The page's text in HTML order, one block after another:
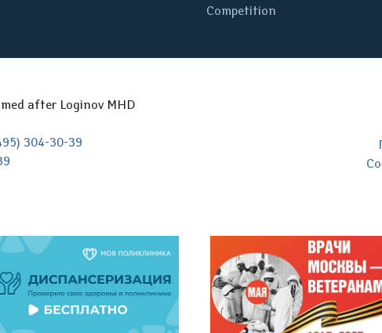
Competition
after Loginov MHD
304-30-39